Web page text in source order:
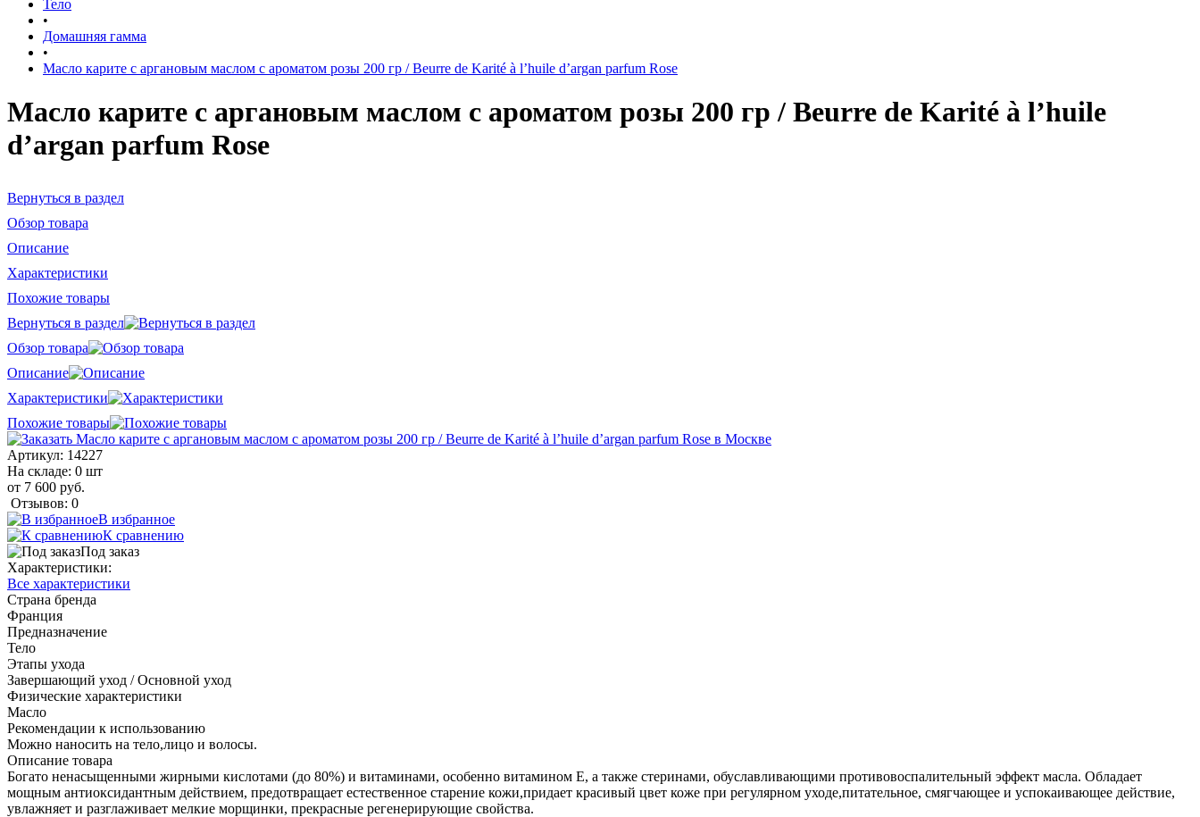
Тело
•
Домашняя гамма
•
Масло карите с аргановым маслом с ароматом розы 200 гр / Beurre de Karité à l’huile d’argan parfum Rose
Масло карите с аргановым маслом с ароматом розы 200 гр / Beurre de Karité à l’huile
d’argan parfum Rose
Вернуться в раздел
Обзор товара
Описание
Характеристики
Похожие товары
Вернуться в раздел
Обзор товара
Описание
Характеристики
Похожие товары
Артикул: 14227
На складе: 0 шт
от 7 600 руб.
Отзывов: 0
В избранное
К сравнению
Под заказ
Характеристики:
Все характеристики
Страна бренда
Франция
Предназначение
Тело
Этапы ухода
Завершающий уход / Основной уход
Физические характеристики
Масло
Рекомендации к использованию
Можно наносить на тело,лицо и волосы.
Описание товара
Богато ненасыщенными жирными кислотами (до 80%) и витаминами, особенно витамином Е, а также стеринами, обуславливающими противовоспалительный эффект масла. Обладает
мощным антиоксидантным действием, предотвращает естественное старение кожи,придает красивый цвет коже при регулярном уходе,питательное, смягчающее и успокаивающее действие,
увлажняет и разглаживает мелкие морщинки, прекрасные регенерирующие свойства.